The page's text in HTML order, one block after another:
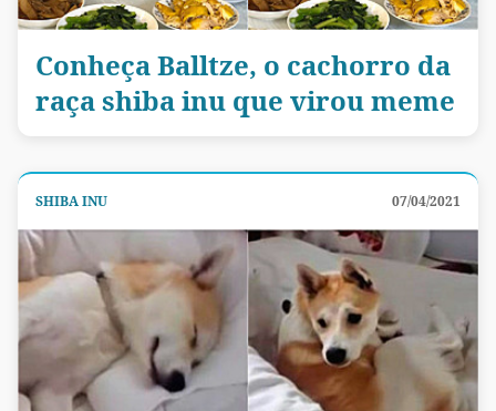
Conheça Balltze, o cachorro da
raça shiba inu que virou meme
SHIBA INU 07/04/2021